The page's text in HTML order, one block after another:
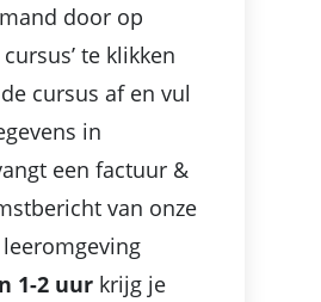
door op
cursus’ te klikken
cursus af en vul
in
een factuur &
van onze
1-2 uur krijg je